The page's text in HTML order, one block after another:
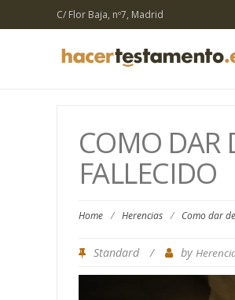
C/ Flor Baja, nº7, Madrid
COMO DAR
FALLECIDO
Home / Herencias / Como dar
Standard / by